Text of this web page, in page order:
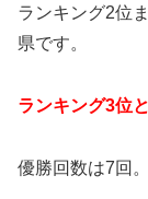
ランキング2位
県です。
ランキング3位
優勝回数は7回。